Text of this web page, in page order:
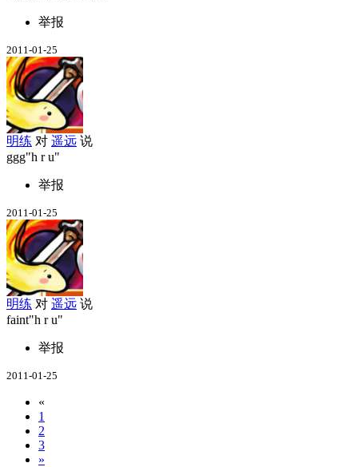
举报
2011-01-25
明练 对 遥远 说
ggg h r u
举报
2011-01-25
明练 对 遥远 说
faint h r u
举报
2011-01-25
«
1
2
3
»